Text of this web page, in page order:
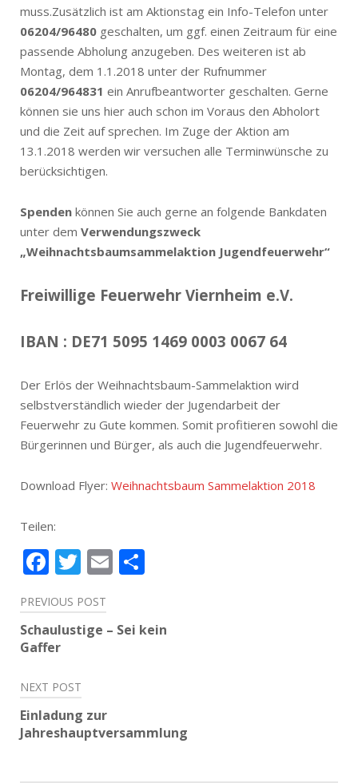
muss.Zusätzlich ist am Aktionstag ein Info-Telefon unter
06204/96480 geschalten, um ggf. einen Zeitraum für eine
passende Abholung anzugeben. Des weiteren ist ab
Montag, dem 1.1.2018 unter der Rufnummer
06204/964831 ein Anrufbeantworter geschalten. Gerne
können sie uns hier auch schon im Voraus den Abholort
und die Zeit auf sprechen. Im Zuge der Aktion am
13.1.2018 werden wir versuchen alle Terminwünsche zu
berücksichtigen.
Spenden können Sie auch gerne an folgende Bankdaten
unter dem Verwendungszweck
„Weihnachtsbaumsammelaktion Jugendfeuerwehr“
Freiwillige Feuerwehr Viernheim e.V.
IBAN : DE71 5095 1469 0003 0067 64
Der Erlös der Weihnachtsbaum-Sammelaktion wird
selbstverständlich wieder der Jugendarbeit der
Feuerwehr zu Gute kommen. Somit profitieren sowohl die
Bürgerinnen und Bürger, als auch die Jugendfeuerwehr.
Download Flyer: Weihnachtsbaum Sammelaktion 2018
Teilen:
Facebook
Twitter
Email
Beitragsnavigation
PREVIOUS POST
Schaulustige – Sei kein
Gaffer
NEXT POST
Einladung zur
Jahreshauptversammlung